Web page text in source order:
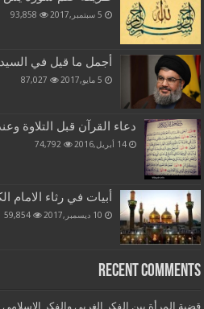
5 سبتمبر,2017 93,858
أجمل ما قيل في
5 مايو,2017 87,027
دعاء القرآن قبل التلاوة
14 أبريل,2016 74,792
أبيات في رثاء الامام
10 ديسمبر,2017 59,854
Recent Comments
قضية المرأة بين الفكر الغربي والفكر